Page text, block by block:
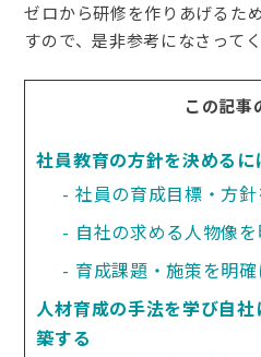
ゼロから研修を作りあげるた
すので、是非参考になさってく
この記事
社員教育の方針を決めるに
社員の育成目標・方
自社の求める人物像
育成課題・施策を明確
人材育成の手法を学び自
築する